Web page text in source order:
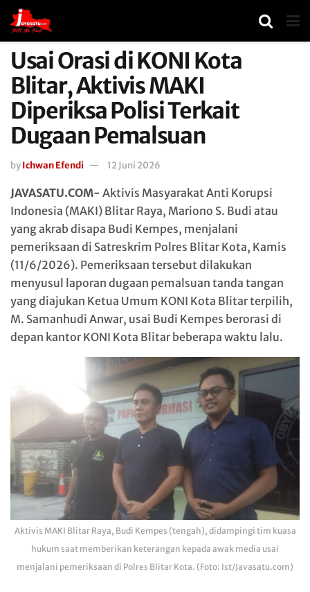
Usai Orasi di KONI Kota
Blitar, Aktivis MAKI
Diperiksa Polisi Terkait
Dugaan Pemalsuan
byIchwan Efendi 12 Juni 2026
JAVASATU.COM- Aktivis Masyarakat Anti Korupsi
Indonesia (MAKI) Blitar Raya, Mariono S. Budi atau
yang akrab disapa Budi Kempes, menjalani
pemeriksaan di Satreskrim Polres Blitar Kota, Kamis
(11/6/2026). Pemeriksaan tersebut dilakukan
menyusul laporan dugaan pemalsuan tanda tangan
yang diajukan Ketua Umum KONI Kota Blitar terpilih,
M. Samanhudi Anwar, usai Budi Kempes berorasi di
depan kantor KONI Kota Blitar beberapa waktu lalu.
Aktivis MAKI Blitar Raya, Budi Kempes (tengah), didampingi tim kuasa
hukum saat memberikan keterangan kepada awak media usai
menjalani pemeriksaan di Polres Blitar Kota. (Foto: Ist/Javasatu.com)